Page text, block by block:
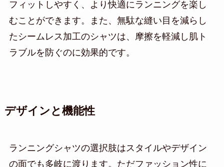
フィットしやすく、より快適にランニングを楽し
むことができます。また、無駄な縫い目を減らし
たシームレス加工のシャツは、摩擦を軽減し肌ト
ラブルを防ぐのに効果的です。
デザインと機能性
ランニングシャツの選択肢はスタイルやデザイン
の面でも多岐に渡ります。ただファッション性に